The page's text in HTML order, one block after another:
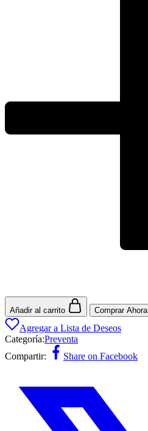
Añadir al carrito Comprar Ahora
Agregar a Lista de Deseos
Categoría:Preventa
Compartir:
Share on Facebook